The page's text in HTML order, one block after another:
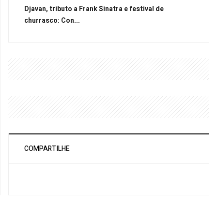
Djavan, tributo a Frank Sinatra e festival de
churrasco: Con...
COMPARTILHE